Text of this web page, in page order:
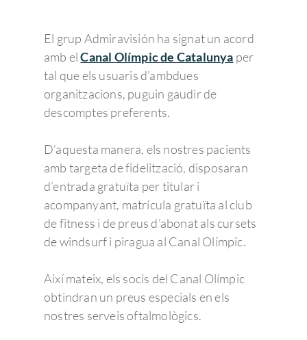
El grup Admiravisión ha signat un acord
amb elCanal Olímpic de Catalunya per
tal que els usuaris d’ambdues
organitzacions, puguin gaudir de
descomptes preferents.
D’aquesta manera, els nostres pacients
amb targeta de fidelització, disposaran
d’entrada gratuïta per titular i
acompanyant, matrícula gratuïta al club
de fitness i de preus d’abonat als cursets
de windsurf i piragua al Canal Olímpic.
Així mateix, els socis del Canal Olímpic
obtindran un preus especials en els
nostres serveis oftalmològics.